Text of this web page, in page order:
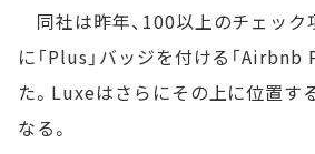
同社は昨年、100以上のチェック
に「Plus」バッジを付ける「Airbnb
た。Luxeはさらにその上に位置す
なる。